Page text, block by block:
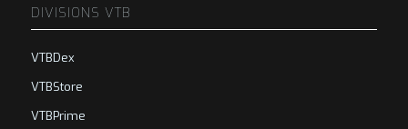
DIVISIONS VTB
VTBDex
VTBStore
VTBPrime